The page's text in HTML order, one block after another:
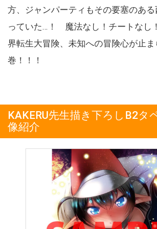
方、ジャンパーティもその要塞のあ
っていた…！ 魔法なし！チートなし
界転生大冒険、未知への冒険心が止
巻！！！
KAKERU先生描き下ろしB2タ
像紹介